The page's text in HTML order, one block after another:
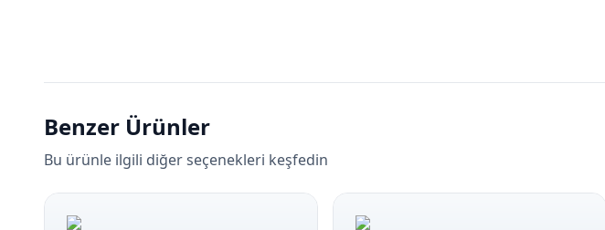
Benzer Ürünler
Bu ürünle ilgili diğer seçenekleri keşfedin